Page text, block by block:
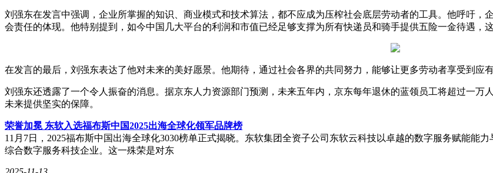
刘强东在发言中强调，企业所掌握的知识、商业模式和技术算法，都不应成为压榨社会底层劳动者的工具。他呼吁
会责任的体现。他特别提到，如今中国几大平台的利润和市值已经足够支撑为所有快递员和骑手提供五险一金待遇，
在发言的最后，刘强东表达了他对未来的美好愿景。他期待，通过社会各界的共同努力，能够让更多劳动者享受到应
刘强东还透露了一个令人振奋的消息。据京东人力资源部门预测，未来五年内，京东每年退休的蓝领员工将超过一
未来提供坚实的保障。
荣誉加冕 东软入选福布斯中国2025出海全球化领军品牌榜
11月7日，2025福布斯中国出海全球化3030榜单正式揭晓。东软集团全资子公司东软云科技以卓越的数字服务赋能能
综合数字服务科技企业。这一殊荣是对东